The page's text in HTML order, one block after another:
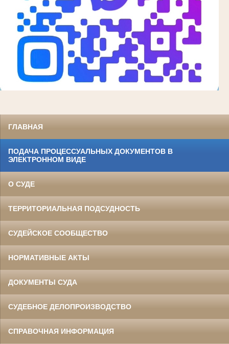
ГЛАВНАЯ
ПОДАЧА ПРОЦЕССУАЛЬНЫХ ДОКУМЕНТОВ В
ЭЛЕКТРОННОМ ВИДЕ
О СУДЕ
ТЕРРИТОРИАЛЬНАЯ ПОДСУДНОСТЬ
СУДЕЙСКОЕ СООБЩЕСТВО
НОРМАТИВНЫЕ АКТЫ
ДОКУМЕНТЫ СУДА
СУДЕБНОЕ ДЕЛОПРОИЗВОДСТВО
СПРАВОЧНАЯ ИНФОРМАЦИЯ